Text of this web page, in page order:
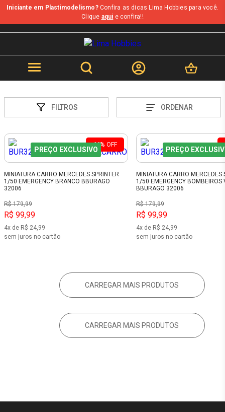
Iniciante em Plastimodelismo?Confira as dicas Lima Hobbies para você.
Clique aqui e confira!!
FILTROS ORDENAR
44% OFF
PREÇO EXCLUSIVO
MINIATURA CARRO MERCEDES SPRINTER
1/50 EMERGENCY BRANCO BBURAGO
32006
R$ 179,99
R$ 99,99
4x de R$ 24,99
sem juros no cartão
PREÇO
MINIATURA CARRO MERCEDES
1/50 EMERGENCY BOMBEIROS
BBURAGO 32006
R$ 179,99
R$ 99,99
4x de R$ 24,99
sem juros no cartão
CARREGAR MAIS PRODUTOS
CARREGAR MAIS PRODUTOS